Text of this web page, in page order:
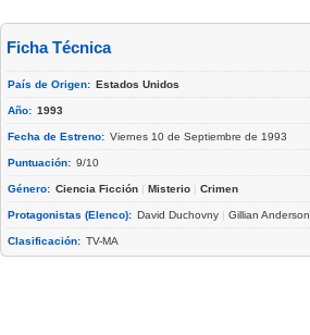
Ficha Técnica
País de Origen: Estados Unidos
Año: 1993
Fecha de Estreno: Viernes 10 de Septiembre de 1993
Puntuación: 9/10
Género: Ciencia Ficción | Misterio | Crimen
Protagonistas (Elenco): David Duchovny | Gillian Anderson
Clasificación: TV-MA